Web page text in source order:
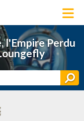
l'Empire Perdu